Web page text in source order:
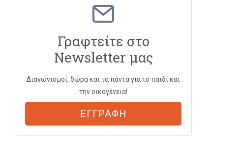
Γραφτείτε στο
Newsletter μας
Διαγωνισμοί, δώρα και τα πάντα για το παιδί και
την οικογένεια!
ΕΓΓΡΑΦΗ